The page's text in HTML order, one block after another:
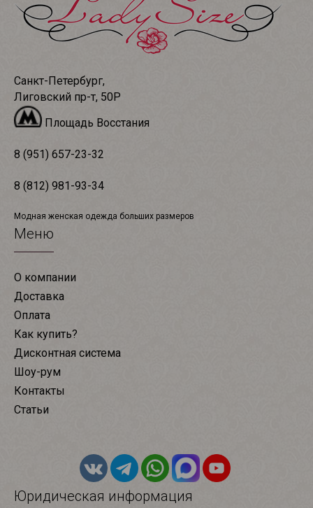
Санкт-Петербург,
Лиговский пр-т, 50Р
Площадь Восстания
8 (951) 657-23-32
8 (812) 981-93-34
Модная женская одежда больших размеров
Меню
О компании
Доставка
Оплата
Как купить?
Дисконтная система
Шоу-рум
Контакты
Статьи
Юридическая информация